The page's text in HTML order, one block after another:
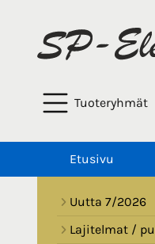
Tuoteryhmät
Etusivu
Uutta 7/2026
Lajitelmat /